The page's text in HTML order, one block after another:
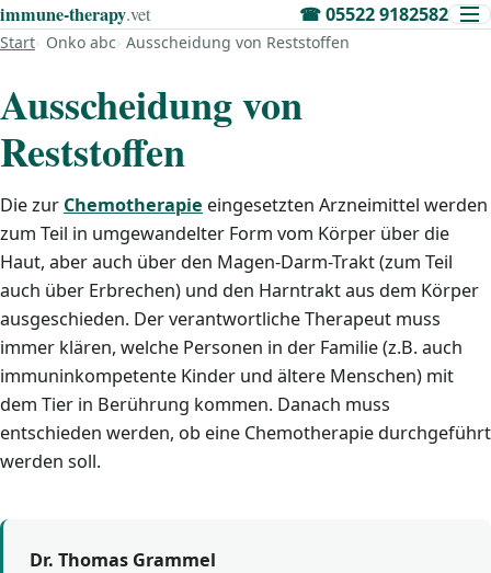
immune‑therapy.vet ☎05522 9182582
Start Onko abc Ausscheidung von Reststoffen
Ausscheidung von
Reststoffen
Die zur Chemotherapie eingesetzten Arzneimittel werden
zum Teil in umgewandelter Form vom Körper über die
Haut, aber auch über den Magen-Darm-Trakt (zum Teil
auch über Erbrechen) und den Harntrakt aus dem Körper
ausgeschieden. Der verantwortliche Therapeut muss
immer klären, welche Personen in der Familie (z.B. auch
immuninkompetente Kinder und ältere Menschen) mit
dem Tier in Berührung kommen. Danach muss
entschieden werden, ob eine Chemotherapie durchgeführt
werden soll.
Dr. Thomas Grammel